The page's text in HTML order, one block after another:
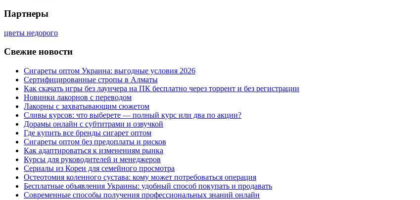
Партнеры
цветы недорого
Свежие новости
Сигареты оптом Украина: выгодные условия 2026
Сертифицированные стропы в Алматы
Как скачать игры без лаунчера на ПК бесплатно через торрент и без регистрации
Новинки лакорнов с переводом
Лакорны с захватывающим сюжетом
Сливы курсов: что выберете — полный курс или два по акции?
Дорамы онлайн с субтитрами и озвучкой
Где купить все бренды сигарет оптом
Сигареты оптом без предоплаты и рисков
Как адаптироваться к изменениям рынка
Курсы для руководителей и менеджеров
Сериалы из Кореи для семейного просмотра
Остеотомия коленного сустава: кому может потребоваться операция
Бесплатные объявления Украины: удобный способ покупать и продавать
Современные способы получения профессиональных знаний онлайн